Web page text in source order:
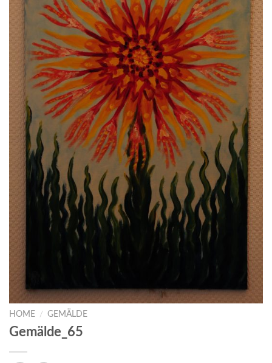
HOME / GEMÄLDE
Gemälde_65